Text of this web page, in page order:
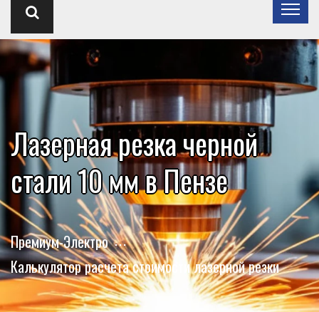
Лазерная резка черной
стали 10 мм в Пензе
Премиум-Электро
Калькулятор расчета стоимости лазерной резки